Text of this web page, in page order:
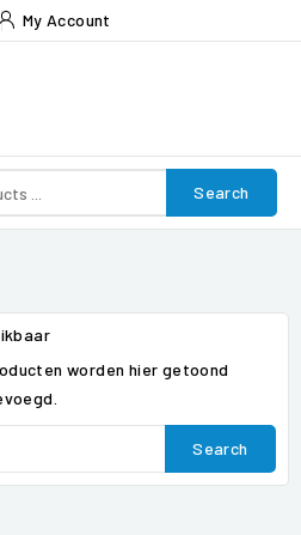
My Account
Search
worden hier getoond
Search